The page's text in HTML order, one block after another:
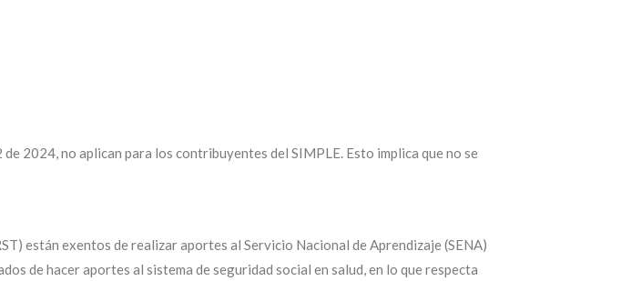
2024, no aplican para los contribuyentes del SIMPLE. Esto implica que no se
están exentos de realizar aportes al Servicio Nacional de Aprendizaje (SENA)
de hacer aportes al sistema de seguridad social en salud, en lo que respecta